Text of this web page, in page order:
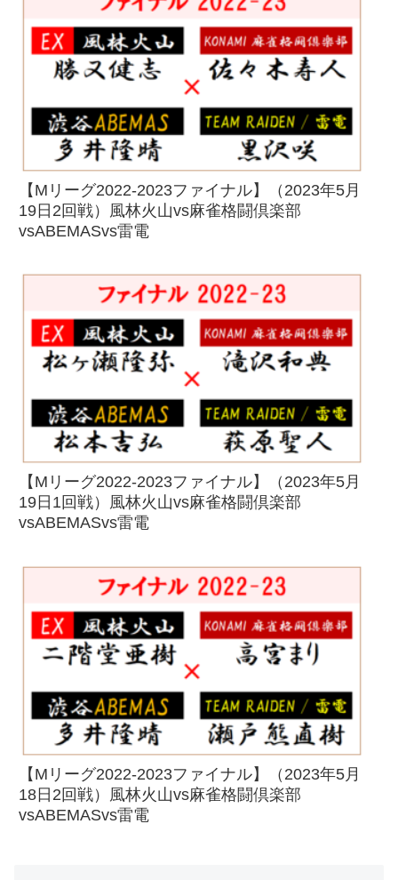
【Mリーグ2022-2023ファイナル】（2023年5月
19日2回戦）風林火山vs麻雀格闘倶楽部
vsABEMASvs雷電
【Mリーグ2022-2023ファイナル】（2023年5月
19日1回戦）風林火山vs麻雀格闘倶楽部
vsABEMASvs雷電
【Mリーグ2022-2023ファイナル】（2023年5月
18日2回戦）風林火山vs麻雀格闘倶楽部
vsABEMASvs雷電